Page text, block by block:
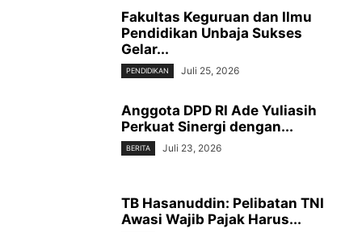
Fakultas Keguruan dan Ilmu
Pendidikan Unbaja Sukses
Gelar...
PENDIDIKAN Juli 25, 2026
Anggota DPD RI Ade Yuliasih
Perkuat Sinergi dengan...
BERITA Juli 23, 2026
TB Hasanuddin: Pelibatan TNI
Awasi Wajib Pajak Harus...